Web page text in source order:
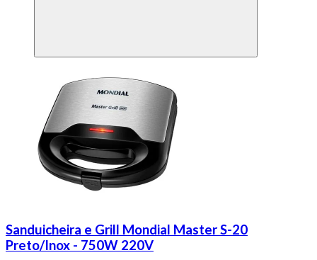
Sanduicheira e Grill Mondial Master S-20
Preto/Inox - 750W 220V